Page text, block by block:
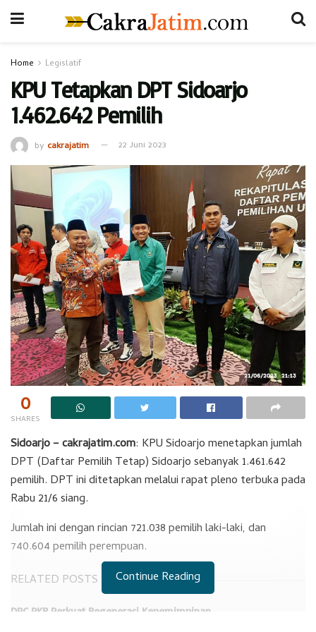
Home Legislatif
KPU Tetapkan DPT Sidoarjo
1.462.642 Pemilih
by cakrajatim 22 Juni 2023
0
SHARES
Sidoarjo – cakrajatim.com: KPU Sidoarjo menetapkan jumlah
DPT (Daftar Pemilih Tetap) Sidoarjo sebanyak 1.461.642
pemilih. DPT ini ditetapkan melalui rapat pleno terbuka pada
Rabu 21/6 siang.
Jumlah ini dengan rincian 721.038 pemilih laki-laki, dan
740.604 pemilih perempuan.
RELATED POSTS
DPC PKB Perkuat Regenerasi Kepemimpinan
Continue Reading